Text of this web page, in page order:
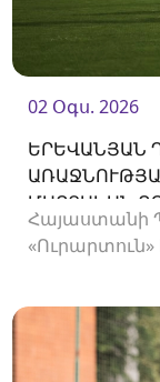
02 Օգս. 2026
ԵՐԵՎԱՆՅԱՆ
ՄԱՐՏԱԿԱՆ
Հայաստանի
«Ուրարտուն»